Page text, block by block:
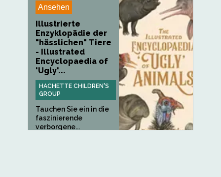
Ansehen
Illustrierte
Enzyklopädie der
"hässlichen" Tiere
- Illustrated
Encyclopaedia of
'Ugly'...
HACHETTE CHILDREN'S
GROUP
Tauchen Sie ein in die
faszinierende
verborgene...